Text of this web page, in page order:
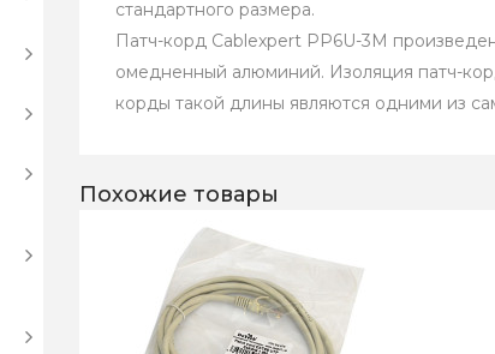
стандартного размера.
Патч-корд Cablexpert PP6U-3M
омедненный алюминий. Изоляция патч-
корды такой длины являются одними из
Похожие товары